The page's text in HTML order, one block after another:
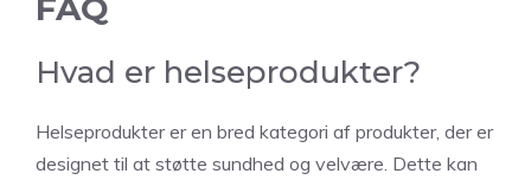
FAQ
Hvad er helseprodukter?
Helseprodukter er en bred kategori af produkter, der er
designet til at støtte sundhed og velvære. Dette kan